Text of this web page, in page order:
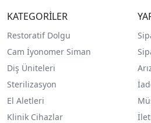
KATEGORİLER
Restoratif Dolgu
Cam İyonomer Siman
Diş Üniteleri
Sterilizasyon
El Aletleri
Klinik Cihazlar